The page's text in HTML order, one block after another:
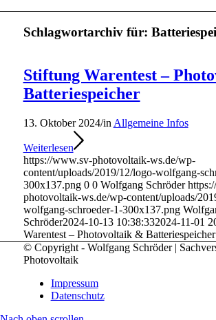
Schlagwortarchiv für:
Stiftung Warentest –
Batteriespeicher
13. Oktober 2024/in Allgemeine Infos
Weiterlesen
https://www.sv-photovoltaik-ws.de/wp-
content/uploads/2019/12/logo-wolfgang-
300x137.png 0 0 Wolfgang Schröder
photovoltaik-ws.de/wp-content/uploads/
wolfgang-schroeder-1-300x137.png
Schröder2024-10-13 10:38:332024-11-01
Warentest – Photovoltaik & Batteriespeicher
© Copyright - Wolfgang Schröder |
Photovoltaik
Impressum
Datenschutz